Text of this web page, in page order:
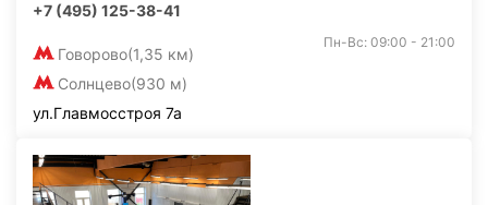
+7 (495) 125-38-41
Говорово(1,35 км)
Солнцево(930 м)
Пн-Вс: 09:00 - 21:00
ул.Главмосстроя 7а